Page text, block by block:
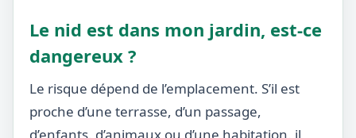
Le nid est dans mon jardin, est-ce
dangereux ?
Le risque dépend de l’emplacement. S’il est
proche d’une terrasse, d’un passage,